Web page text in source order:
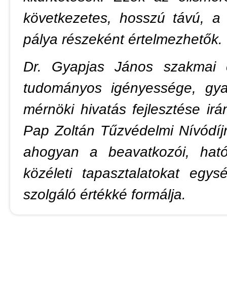
következetes, hosszú távú,
pálya részeként értelmezhetők.
Dr. Gyapjas János szakmai
tudományos igényessége,
mérnöki hivatás fejlesztése
Pap Zoltán Tűzvédelmi
ahogyan a beavatkozói,
közéleti tapasztalatokat
szolgáló értékké formálja.